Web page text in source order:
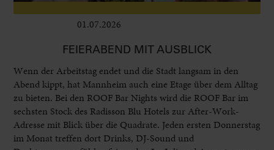
01.07.2026
FEIERABEND MIT AUSBLICK
Wenn der Arbeitstag endet und die Stadt langsam in den
Abend kippt, hat Mannheim auch eine Etage über dem Alltag
zu bieten. Bei den ROOF Bar Nights wird die ROOF Bar im
sechsten Stock des Radisson Blu Hotels zur After-Work-
Adresse mit Blick über die Quadrate. Jeden ersten Donnerstag
im Monat treffen dort Drinks, DJ-Sound und